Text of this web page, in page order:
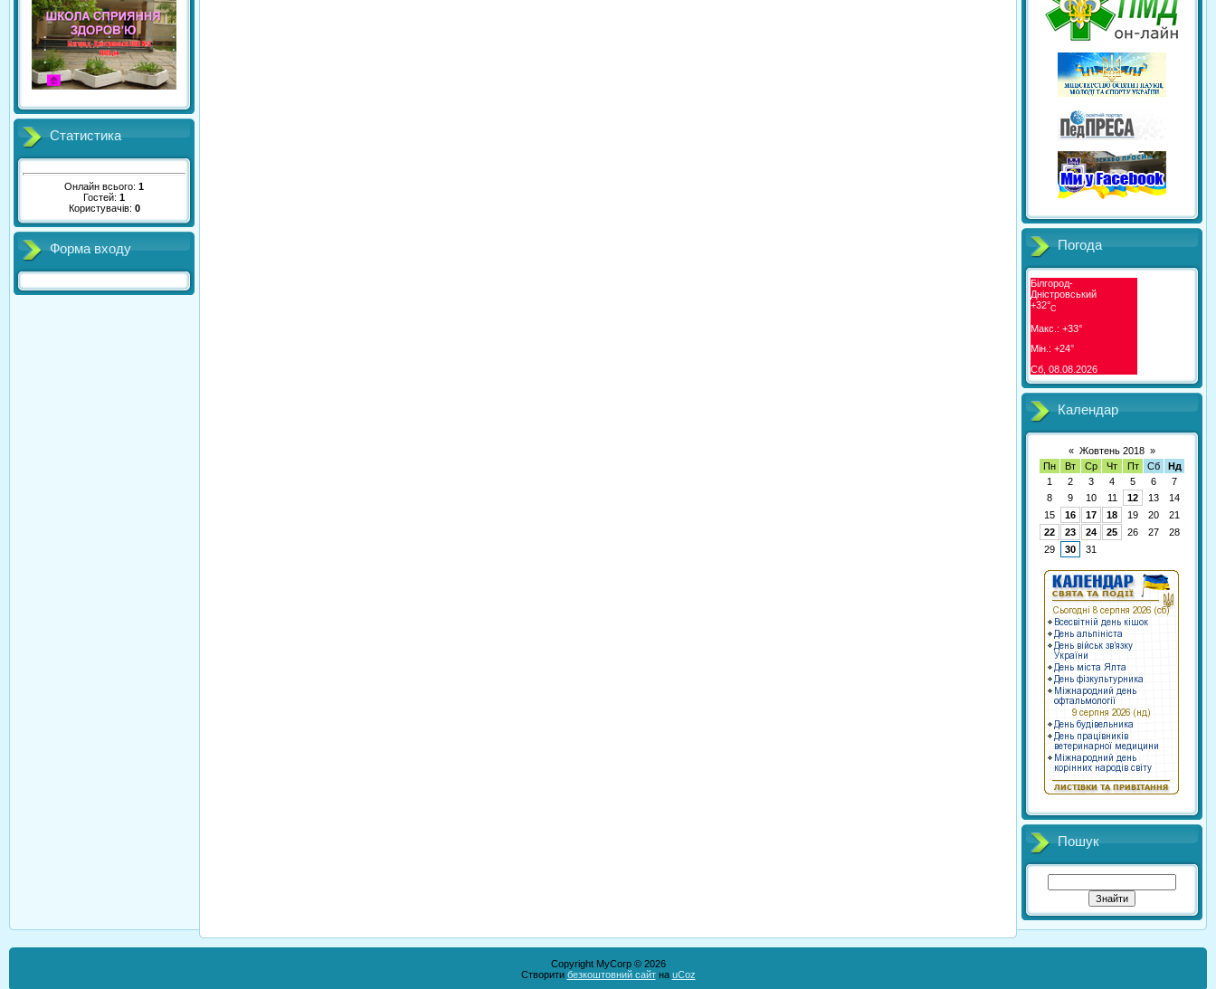
Статистика
Онлайн всього: 1
Гостей: 1
Користувачів: 0
Форма входу Погода
Білгород-
Дністровський
+32°C
Макс.: +33°
Мін.: +24°
Сб, 08.08.2026
Календар
« Жовтень 2018 »
Пн
Вт Ср Чт Пт Сб
Нд
1
2 3 4 5 6
7
8
9 10 11 12 13
14
15
16 17 18 19 20
21
22
23 24 25 26 27
28
29
30 31
Пошук
Copyright MyCorp © 2026
Створити безкоштовний сайтна uCoz